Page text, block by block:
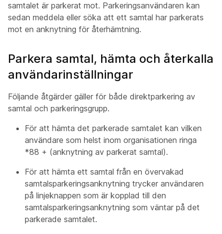
samtalet är parkerat mot. Parkeringsanvändaren kan
sedan meddela eller söka att ett samtal har parkerats
mot en anknytning för återhämtning.
Parkera samtal, hämta och återkalla
användarinställningar
Följande åtgärder gäller för både direktparkering av
samtal och parkeringsgrupp.
För att hämta det parkerade samtalet kan vilken
användare som helst inom organisationen ringa
*88 + (anknytning av parkerat samtal).
För att hämta ett samtal från en övervakad
samtalsparkeringsanknytning trycker användaren
på linjeknappen som är kopplad till den
samtalsparkeringsanknytning som väntar på det
parkerade samtalet.